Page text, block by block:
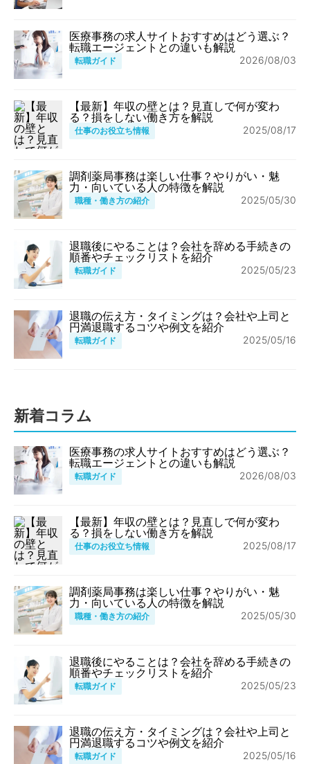
医療事務の求人サイトおすすめはどう選ぶ？
転職エージェントとの違いも解説
転職ガイド 2026/08/03
【最新】年収の壁とは？見直しで何が変わ
る？損をしない働き方を解説
仕事のお役立ち情報 2025/08/17
調剤薬局事務は楽しい仕事？やりがい・魅
力・向いている人の特徴を解説
職種・働き方の紹介 2025/05/30
退職後にやることは？会社を辞める手続きの
順番やチェックリストを紹介
転職ガイド 2025/05/23
退職の伝え方・タイミングは？会社や上司と
円満退職するコツや例文を紹介
転職ガイド 2025/05/16
新着コラム
医療事務の求人サイトおすすめはどう選ぶ？
転職エージェントとの違いも解説
転職ガイド 2026/08/03
【最新】年収の壁とは？見直しで何が変わ
る？損をしない働き方を解説
仕事のお役立ち情報 2025/08/17
調剤薬局事務は楽しい仕事？やりがい・魅
力・向いている人の特徴を解説
職種・働き方の紹介 2025/05/30
退職後にやることは？会社を辞める手続きの
順番やチェックリストを紹介
転職ガイド 2025/05/23
退職の伝え方・タイミングは？会社や上司と
円満退職するコツや例文を紹介
転職ガイド 2025/05/16